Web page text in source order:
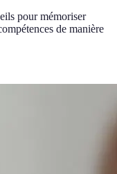
pour mémoriser
de manière